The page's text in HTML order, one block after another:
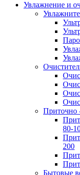
Увлажнение и
Приточно
80-
200
Бытовые